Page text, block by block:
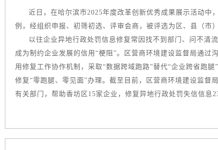
近日，在哈尔滨市2025年度改革创新优秀成果展示活动中
例，经组织申报、初筛初选、评审会商，被评选为区、县（市
以往企业异地行政处罚信息修复常因找不到部门、问不清
成为制约企业发展的信用“梗阻”。区营商环境建设监督局通
用修复工作协作机制，采取“数据跨域跑路”替代“企业跨省跑
修复“零跑腿、零见面”办理。截至目前，区营商环境建设监督
有关部门，帮助香坊区15家企业，修复异地行政处罚失信信息